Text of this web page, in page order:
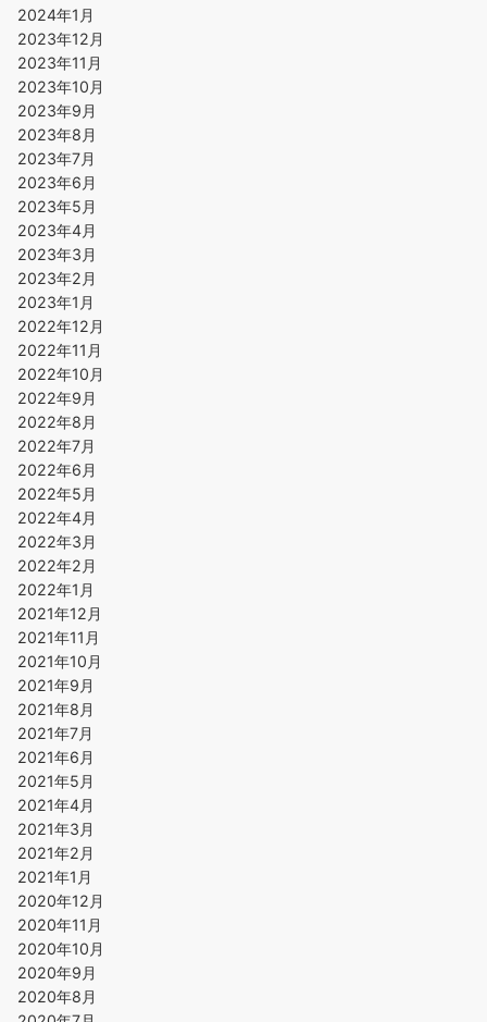
2024年1月
2023年12月
2023年11月
2023年10月
2023年9月
2023年8月
2023年7月
2023年6月
2023年5月
2023年4月
2023年3月
2023年2月
2023年1月
2022年12月
2022年11月
2022年10月
2022年9月
2022年8月
2022年7月
2022年6月
2022年5月
2022年4月
2022年3月
2022年2月
2022年1月
2021年12月
2021年11月
2021年10月
2021年9月
2021年8月
2021年7月
2021年6月
2021年5月
2021年4月
2021年3月
2021年2月
2021年1月
2020年12月
2020年11月
2020年10月
2020年9月
2020年8月